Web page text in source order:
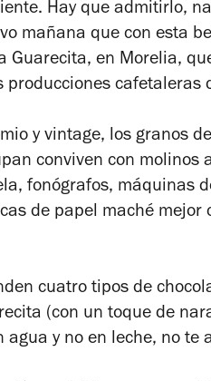
Hay que admitirlo,
mañana que con esta
Guarecita, en Morelia,
cafetaleras
y vintage, los granos
conviven con molinos
fonógrafos, máquinas
de papel maché
cuatro tipos de
(con un toque de
agua y no en leche, no te